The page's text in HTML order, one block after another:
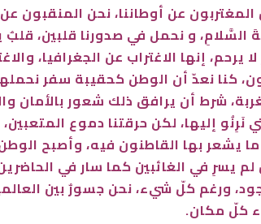
عن أوطاننا، نحن المنقبون
و نحمل في صدورنا قلبين،
إنها الاغتراب عن الجغرافيا،
كنا نعدّ أن الوطن كحقيبة سفر
شرط أن يرافق ذلك شعور بالأمان
إليها، لكن حرقتنا دموع
يشعر بها القاطنون فيه، وأصبح
يسرِ في الغائبين كما سار في
ورغم كلّ شيء، نحن جسورٌ بين
كلّ مكان.